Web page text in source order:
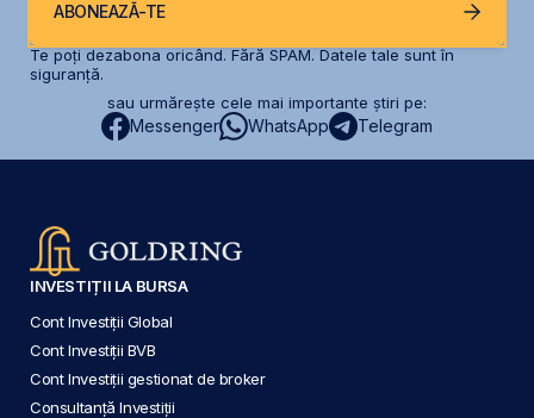
ABONEAZĂ-TE
Te poți dezabona oricând. Fără SPAM. Datele tale sunt în
siguranță.
sau urmărește cele mai importante știri pe:
Messenger WhatsApp Telegram
INVESTIȚII LA BURSA
Cont Investiții Global
Cont Investiții BVB
Cont Investiții gestionat de broker
Consultanță Investiții